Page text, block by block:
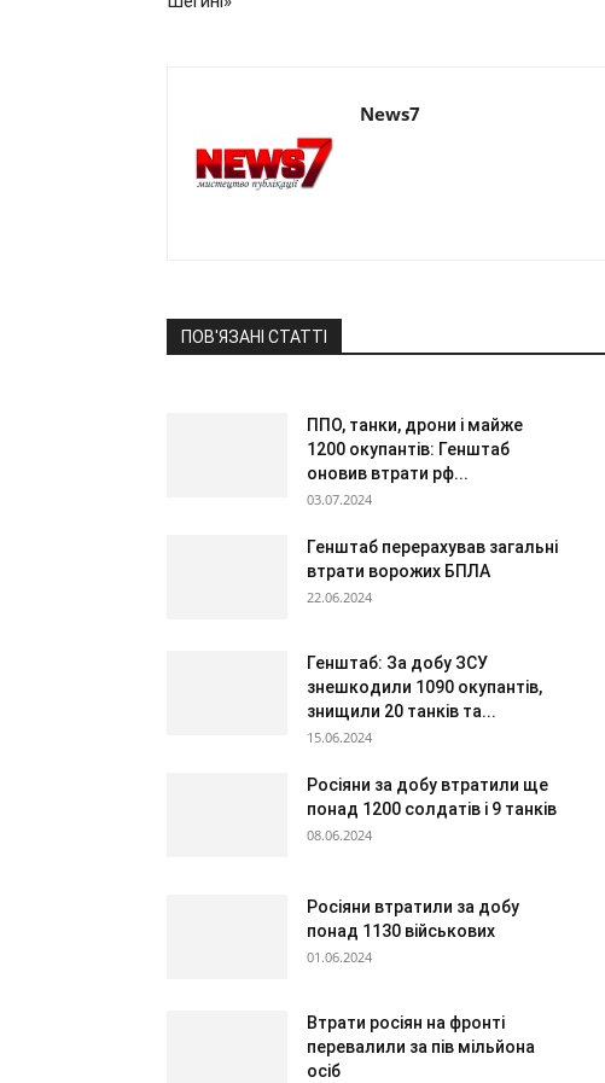
News7
ПОВ'ЯЗАНІ СТАТТІ
ППО, танки, дрони і майже
1200 окупантів: Генштаб
оновив втрати рф...
03.07.2024
Генштаб перерахував загальні
втрати ворожих БПЛА
22.06.2024
Генштаб: За добу ЗСУ
знешкодили 1090 окупантів,
знищили 20 танків та...
15.06.2024
Росіяни за добу втратили ще
понад 1200 солдатів і 9 танків
08.06.2024
Росіяни втратили за добу
понад 1130 військових
01.06.2024
Втрати росіян на фронті
перевалили за пів мільйона
осіб